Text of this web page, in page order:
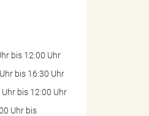
bis 12:00 Uhr
bis 16:30 Uhr
bis 12:00 Uhr
Uhr bis